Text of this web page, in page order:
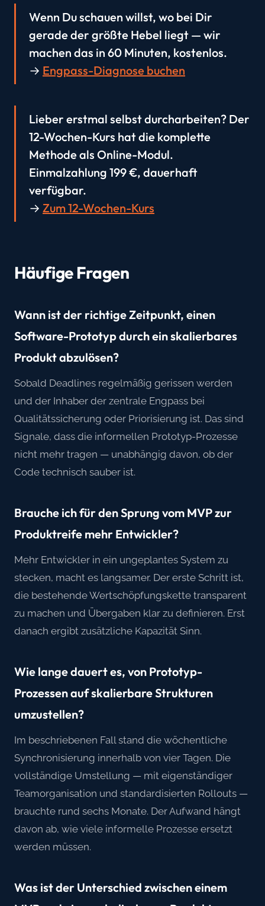
Wenn Du schauen willst, wo bei Dir
gerade der größte Hebel liegt — wir
machen das in 60 Minuten, kostenlos.
→ Engpass-Diagnose buchen
Lieber erstmal selbst durcharbeiten? Der
12-Wochen-Kurs hat die komplette
Methode als Online-Modul.
Einmalzahlung 199 €, dauerhaft
verfügbar.
→ Zum 12-Wochen-Kurs
Häufige Fragen
Wann ist der richtige Zeitpunkt, einen
Software-Prototyp durch ein skalierbares
Produkt abzulösen?
Sobald Deadlines regelmäßig gerissen werden
und der Inhaber der zentrale Engpass bei
Qualitätssicherung oder Priorisierung ist. Das sind
Signale, dass die informellen Prototyp-Prozesse
nicht mehr tragen — unabhängig davon, ob der
Code technisch sauber ist.
Brauche ich für den Sprung vom MVP zur
Produktreife mehr Entwickler?
Mehr Entwickler in ein ungeplantes System zu
stecken, macht es langsamer. Der erste Schritt ist,
die bestehende Wertschöpfungskette transparent
zu machen und Übergaben klar zu definieren. Erst
danach ergibt zusätzliche Kapazität Sinn.
Wie lange dauert es, von Prototyp-
Prozessen auf skalierbare Strukturen
umzustellen?
Im beschriebenen Fall stand die wöchentliche
Synchronisierung innerhalb von vier Tagen. Die
vollständige Umstellung — mit eigenständiger
Teamorganisation und standardisierten Rollouts —
brauchte rund sechs Monate. Der Aufwand hängt
davon ab, wie viele informelle Prozesse ersetzt
werden müssen.
Was ist der Unterschied zwischen einem